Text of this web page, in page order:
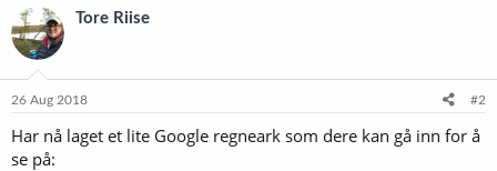
k
s
j
o
e
Tore Riise
26 Aug 2018 #2
Har nå laget et lite Google regneark som dere kan gå inn for å
se på: